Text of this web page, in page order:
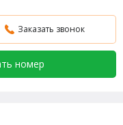
Заказать звонок
номер